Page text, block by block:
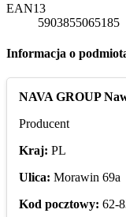
EAN13
5903855065185
Informacja o
NAVA GROUP
Producent
Kraj: PL
Ulica: Morawin 69a
Kod pocztowy: 62-